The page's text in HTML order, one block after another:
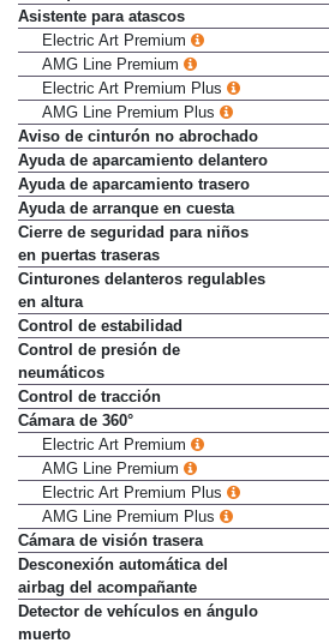
remolque
Asistente para atascos
Electric Art Premium
AMG Line Premium
Electric Art Premium Plus
AMG Line Premium Plus
Aviso de cinturón no abrochado
Ayuda de aparcamiento delantero
Ayuda de aparcamiento trasero
Ayuda de arranque en cuesta
Cierre de seguridad para niños
en puertas traseras
Cinturones delanteros regulables
en altura
Control de estabilidad
Control de presión de
neumáticos
Control de tracción
Cámara de 360°
Electric Art Premium
AMG Line Premium
Electric Art Premium Plus
AMG Line Premium Plus
Cámara de visión trasera
Desconexión automática del
airbag del acompañante
Detector de vehículos en ángulo